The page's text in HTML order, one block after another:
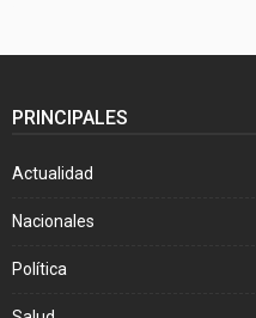
PRINCIPALES
Actualidad
Nacionales
Política